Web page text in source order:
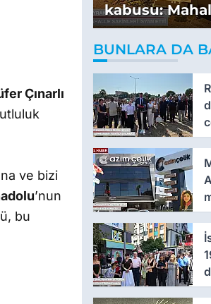
Çınarlı
ve bizi
’nun
bu
kabusu:
isyan etti
BUNLARA DA